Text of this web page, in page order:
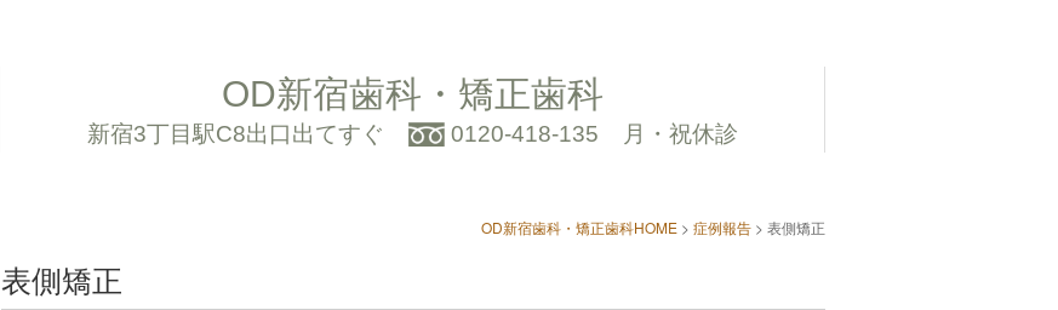
OD新宿歯科・矯正歯科
新宿3丁目駅C8出口出てすぐ 0120-418-135 月・祝休診
OD新宿歯科・矯正歯科HOME> 症例報告> 表側矯正
表側矯正